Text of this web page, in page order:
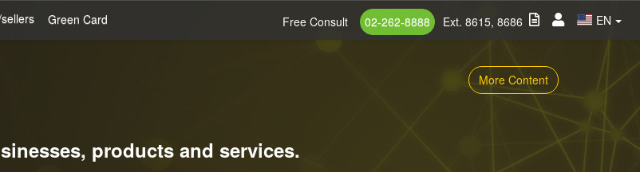
Green Card EN
Free Consult 02-262-8888 Ext. 8615, 8686
More Content
products and services.